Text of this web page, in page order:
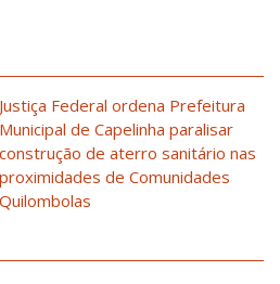
Justiça Federal ordena Prefeitura
Municipal de Capelinha paralisar
construção de aterro sanitário nas
proximidades de Comunidades
Quilombolas